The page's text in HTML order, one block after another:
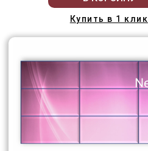
Купить в 1 клик